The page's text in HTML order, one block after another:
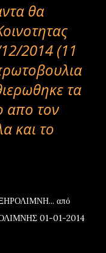
θα
2014 (11
τα
απο τον
και το
από
01-01-2014